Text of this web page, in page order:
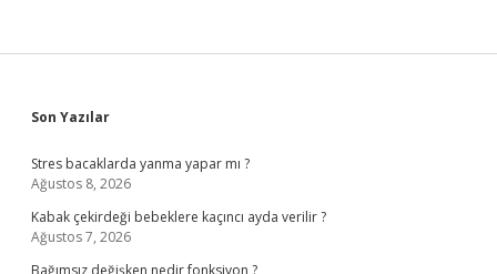
Sidebar
Son Yazılar
Stres bacaklarda yanma yapar mı ?
Ağustos 8, 2026
Kabak çekirdeği bebeklere kaçıncı ayda verilir ?
Ağustos 7, 2026
Bağımsız değişken nedir fonksiyon ?